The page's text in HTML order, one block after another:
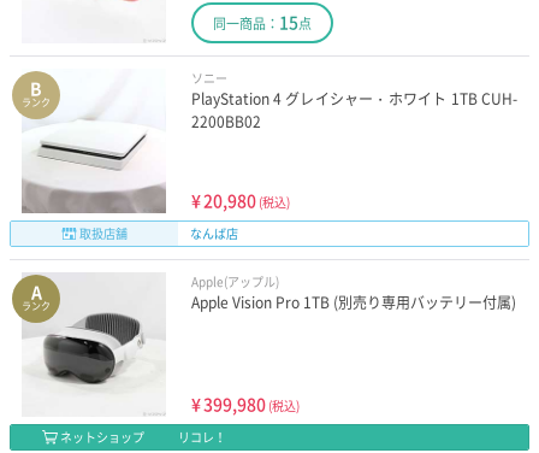
同一商品： 15点
B
ランク
ソニー
PlayStation 4 グレイシャー・ホワイト 1TB CUH-
2200BB02
¥20,980 (税込)
取扱店舗
なんば店
A
ランク
Apple(アップル)
Apple Vision Pro 1TB (別売り専用バッテリー付属)
¥399,980 (税込)
ネットショップ
リコレ！